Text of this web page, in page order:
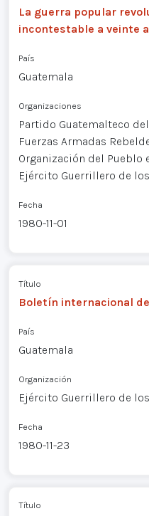
La guerra popular
incontestable a veinte
País
Guatemala
Organizaciones
Partido Guatemalteco del
Fuerzas Armadas
Organización del Pueblo
Ejército Guerrillero de los
Fecha
1980-11-01
Título
Boletín internacional
País
Guatemala
Organización
Ejército Guerrillero de los
Fecha
1980-11-23
Título